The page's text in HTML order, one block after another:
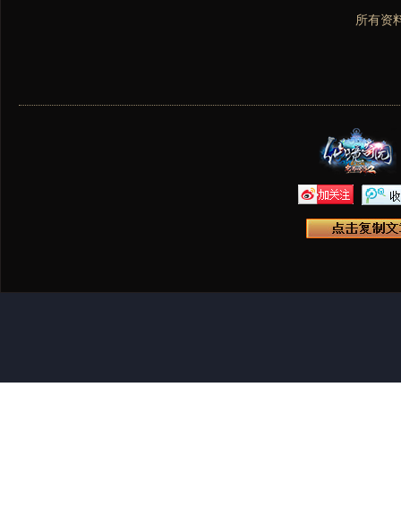
所有资